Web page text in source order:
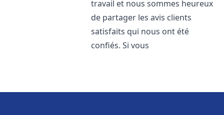
travail et nous sommes heureux
de partager les avis clients
satisfaits qui nous ont été
confiés. Si vous